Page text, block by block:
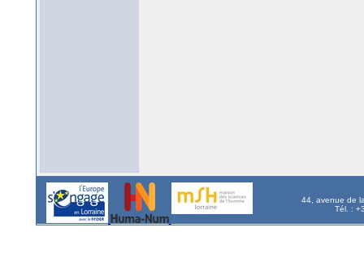
44, avenue de
Tél. :